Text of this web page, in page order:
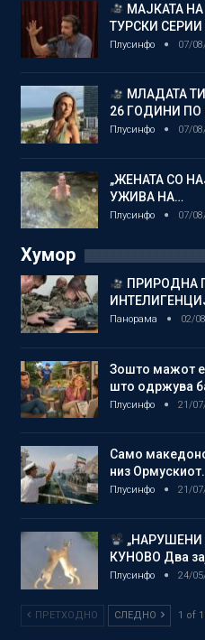
МАЈКАТА
ТУРСКИ СЕРИИ
Плусинфо 07/
МЛАДАТА
26 ГОДИНИ ПО
Плусинфо 07/
„ЖЕНАТА СО
УЖИВА НА…
Плусинфо 07/
Хумор
ПРИРОДНА
Панорама 02/
Зошто мажот
што одржува
Плусинфо 21/
Само
низ
Плусинфо 21/
КУНОВО Два
Плусинфо 24/
ПРЕТХОДНО СЛЕДНО 1 of